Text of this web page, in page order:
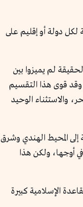
لكل دولة أو إقليم على
لم يميزوا بين
وقد قوى هذا التقسيم
والاستثناء الوحيد
إلى المحيط الهندي وشرق
أوجها، ولكن هذا
الإسلامية كبيرة